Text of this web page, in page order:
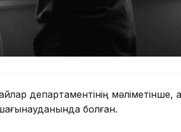
департаментінің мәліметінше,
болған.